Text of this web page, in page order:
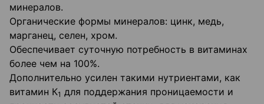
минералов.
Органические формы минералов: цинк, медь,
марганец, селен, хром.
Обеспечивает суточную потребность в витаминах
более чем на 100%.
Дополнительно усилен такими нутриентами, как
витамин К1 для поддержания проницаемости и